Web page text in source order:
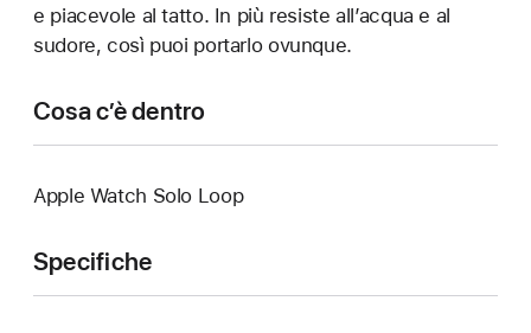
e piacevole al tatto. In più resiste all’acqua e al
sudore, così puoi portarlo ovunque.
Cosa c’è dentro
Apple Watch Solo Loop
Specifiche